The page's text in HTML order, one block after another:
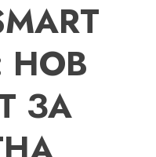
НОВ
ЗА